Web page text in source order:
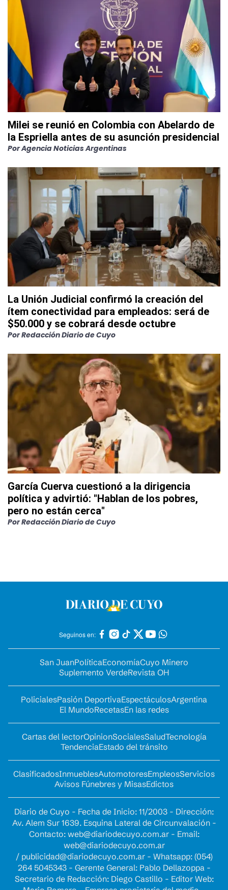
Milei se reunió en Colombia con Abelardo de
la Espriella antes de su asunción presidencial
PorAgencia Noticias Argentinas
La Unión Judicial confirmó la creación del
ítem conectividad para empleados: será de
$50.000 y se cobrará desde octubre
PorRedacción Diario de Cuyo
García Cuerva cuestionó a la dirigencia
política y advirtió: "Hablan de los pobres,
pero no están cerca"
PorRedacción Diario de Cuyo
Seguinos en:
San JuanPolíticaEconomíaCuyo Minero
Suplemento VerdeRevista OH
PolicialesPasión DeportivaEspectáculosArgentina
El MundoRecetasEn las redes
Cartas del lectorOpinionSocialesSaludTecnología
TendenciaEstado del tránsito
ClasificadosInmueblesAutomotoresEmpleosServicios
Avisos Fúnebres y MisasEdictos
Diario de Cuyo - Fecha de Inicio: 11/2003 - Dirección:
Av. Alem Sur 1639. Esquina Lateral de Circunvalación -
Contacto: web@diariodecuyo.com.ar- Email:
web@diariodecuyo.com.ar
/ publicidad@diariodecuyo.com.ar- Whatsapp: (054)
264 5045343 - Gerente General: Pablo Dellazoppa -
Secretario de Redacción: Diego Castillo - Editor Web: